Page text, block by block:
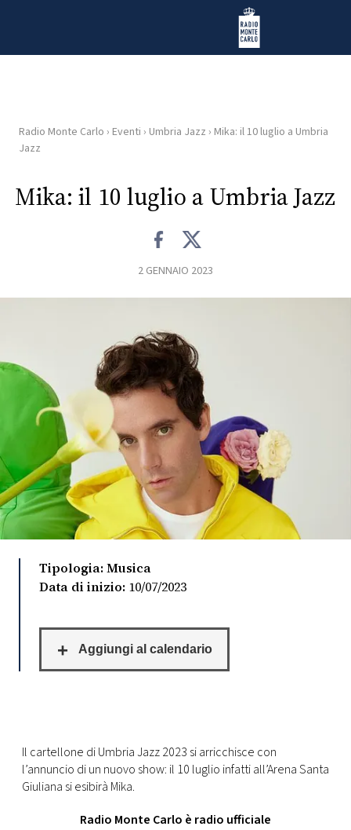
Radio Monte Carlo
HOME
RADIO
FOTO
CONCORSI
EVENTI
VIDEO
TV
MONACO
Radio Monte Carlo › Eventi › Umbria Jazz › Mika: il 10 luglio a Umbria
Jazz
Mika: il 10 luglio a Umbria Jazz
2 GENNAIO 2023
Tipologia: Musica
Data di inizio: 10/07/2023
Il cartellone di Umbria Jazz 2023 si arricchisce con
l’annuncio di un nuovo show: il 10 luglio infatti all’Arena Santa
Giuliana si esibirà Mika.
Radio Monte Carlo è radio ufficiale